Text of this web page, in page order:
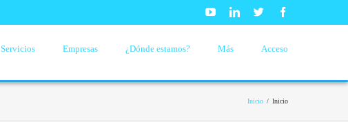
YoutubeLinkedinTwitter
Servicios Empresas ¿Dónde estamos? Más Acceso
Inicio / Inicio